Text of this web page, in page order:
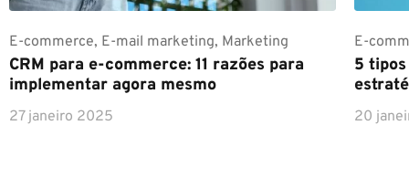
E-commerce, E-mail marketing, Marketing
CRM para e-commerce: 11 razões para
implementar agora mesmo
27 janeiro 2025
E-
5
20